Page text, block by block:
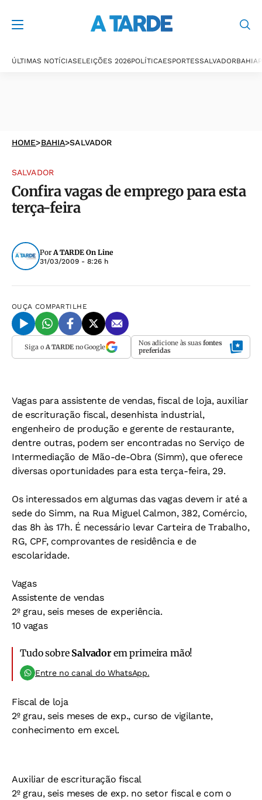
ÚLTIMAS NOTÍCIASELEIÇÕES 2026POLÍTICAESPORTESSALVADORBAHIA
HOME>BAHIA>SALVADOR
SALVADOR
Confira vagas de emprego para esta
terça-feira
PorA TARDE On Line
31/03/2009 - 8:26 h
OUÇA COMPARTILHE
Siga o A TARDEno Google Nos adicione às suas fontes
preferidas
Vagas para assistente de vendas, fiscal de loja, auxiliar
de escrituração fiscal, desenhista industrial,
engenheiro de produção e gerente de restaurante,
dentre outras, podem ser encontradas no Serviço de
Intermediação de Mão-de-Obra (Simm), que oferece
diversas oportunidades para esta terça-feira, 29.
Os interessados em algumas das vagas devem ir até a
sede do Simm, na Rua Miguel Calmon, 382, Comércio,
das 8h às 17h. É necessário levar Carteira de Trabalho,
RG, CPF, comprovantes de residência e de
escolaridade.
Vagas
Assistente de vendas
2º grau, seis meses de experiência.
10 vagas
Tudo sobre Salvadorem primeira mão!
Entre no canal do WhatsApp.
Fiscal de loja
2º grau, seis meses de exp., curso de vigilante,
conhecimento em excel.
Auxiliar de escrituração fiscal
2º grau, seis meses de exp. no setor fiscal e com o